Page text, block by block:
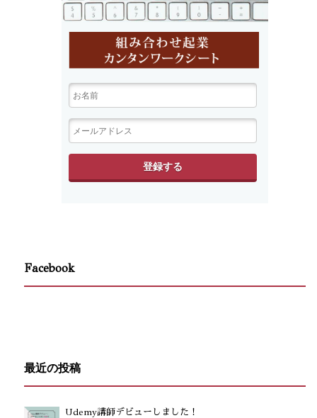
Facebook
最近の投稿
Udemy講師デビューしました！